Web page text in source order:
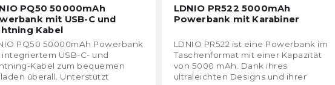
PQ50 50000mAh
mit USB-C und
Kabel
durchschnittliche
Produktbewertung
Sternen.
PQ50 50000mAh Powerbank
integriertem USB-C- und
Kabel zum bequemen
überall. Unterstützt
LDNIO PR522 5000mAh
Powerbank mit Karabiner
LDNIO PR522 ist eine Powerbank im
Taschenformat mit einer Kapazität
von 5000 mAh. Dank ihres
ultraleichten Designs und ihrer